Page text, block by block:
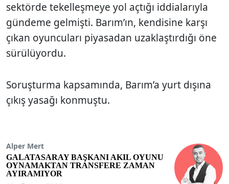
sektörde tekelleşmeye yol açtığı iddialarıyla
gündeme gelmişti. Barım’ın, kendisine karşı
çıkan oyuncuları piyasadan uzaklaştırdığı öne
sürülüyordu.
Soruşturma kapsamında, Barım’a yurt dışına
çıkış yasağı konmuştu.
Alper Mert
GALATASARAY BAŞKANI AKIL OYUNU
OYNAMAKTAN TRANSFERE ZAMAN
AYIRAMIYOR